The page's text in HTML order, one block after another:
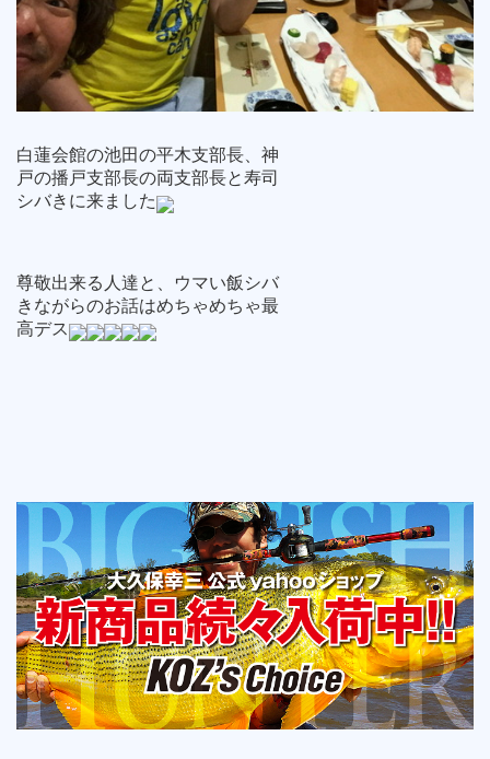
白蓮会館の池田の平木支部長、神
戸の播戸支部長の両支部長と寿司
シバきに来ました
尊敬出来る人達と、ウマい飯シバ
きながらのお話はめちゃめちゃ最
高デス